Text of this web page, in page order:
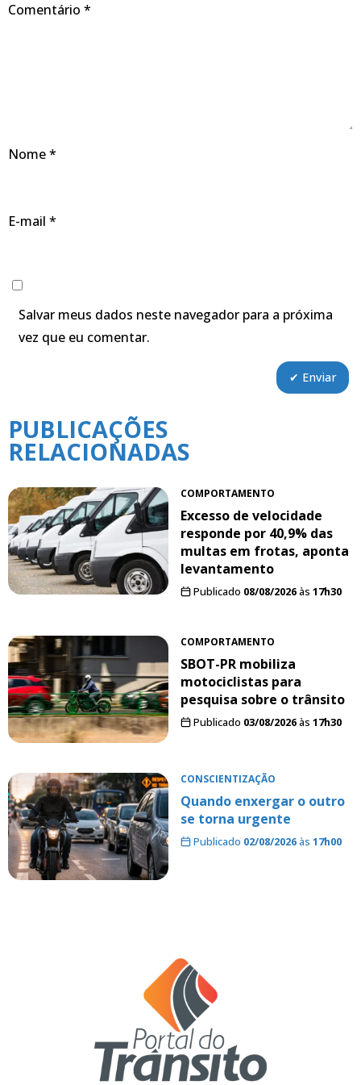
Comentário *
Nome*
E-mail *
Salvar meus dados neste navegador para a próxima
vez que eu comentar.
PUBLICAÇÕES
RELACIONADAS
COMPORTAMENTO
Excesso de velocidade
responde por 40,9% das
multas em frotas, aponta
levantamento
Publicado 08/08/2026às 17h30
COMPORTAMENTO
SBOT-PR mobiliza
motociclistas para
pesquisa sobre o trânsito
Publicado 03/08/2026às 17h30
CONSCIENTIZAÇÃO
Quando enxergar o outro
se torna urgente
Publicado 02/08/2026às 17h00